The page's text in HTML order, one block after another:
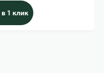
в 1 клик